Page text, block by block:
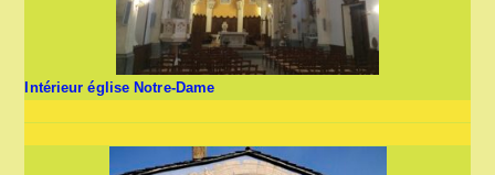
Intérieur église Notre-Dame